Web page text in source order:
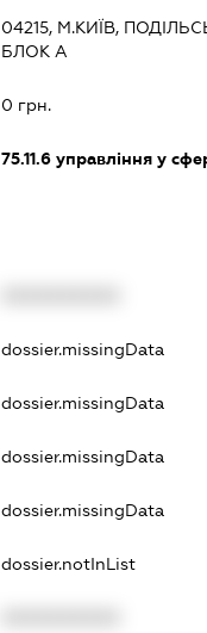
04215, М.КИЇВ,
БЛОК А
0 грн.
75.11.6 управління у
dossier.missingData
dossier.missingData
dossier.missingData
dossier.missingData
dossier.notInList